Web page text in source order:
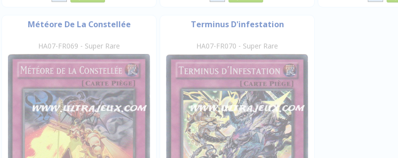
Météore De La Constellée
HA07-FR069 - Super Rare
Terminus D'infestation
HA07-FR070 - Super Rare